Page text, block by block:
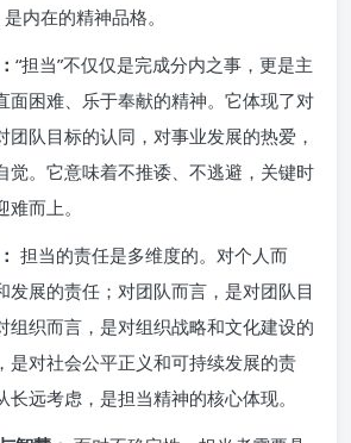
内在的精神品格。
“担当”不仅仅是完成分内之事，更是主
面困难、乐于奉献的精神。它体现了对
团队目标的认同，对事业发展的热爱，
觉。它意味着不推诿、不逃避，关键时
而上。
担当的责任是多维度的。对个人而
发展的责任；对团队而言，是对团队目
组织而言，是对组织战略和文化建设的
是对社会公平正义和可持续发展的责
远考虑，是担当精神的核心体现。